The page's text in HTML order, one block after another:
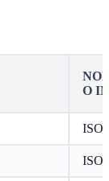
O
ISO
ISO